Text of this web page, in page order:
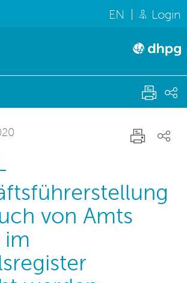
EN Login
von Amts
im